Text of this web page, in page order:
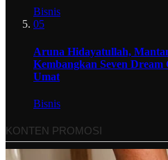
Bisnis
05
Aruna Hidayatullah,
Kembangkan Seven
Umat
Bisnis